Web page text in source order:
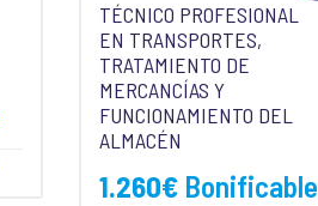
TÉCNICO PROFESIONAL
EN TRANSPORTES,
TRATAMIENTO DE
MERCANCÍAS Y
FUNCIONAMIENTO DEL
ALMACÉN
1.260€ Bonificable